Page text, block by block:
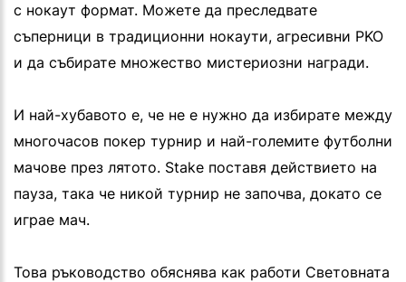
с нокаут формат. Можете да преследвате
съперници в традиционни нокаути, агресивни PKO
и да събирате множество мистериозни награди.
И най-хубавото е, че не е нужно да избирате между
многочасов покер турнир и най-големите футболни
мачове през лятото. Stake поставя действието на
пауза, така че никой турнир не започва, докато се
играе мач.
Това ръководство обяснява как работи Световната